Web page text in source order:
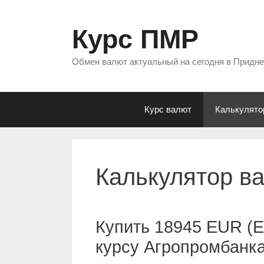
Курс ПМР
Обмен валют актуальный на сегодня в
Курс валют
Калькулятор
Купить 18945 EUR
курсу